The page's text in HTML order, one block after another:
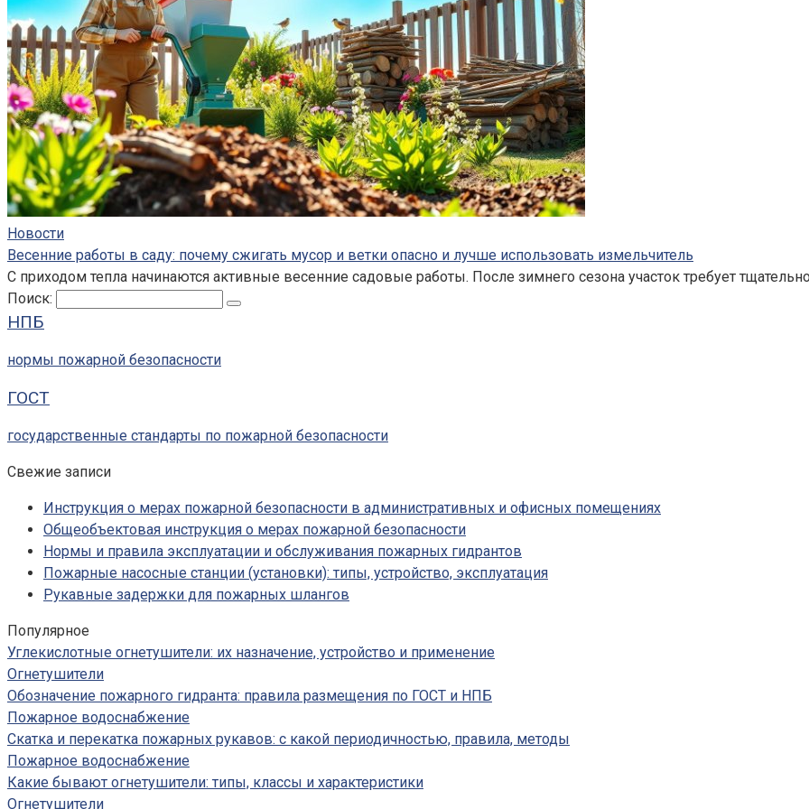
Новости
Весенние работы в саду: почему сжигать мусор и ветки опасно и лучше использовать измельчитель
С приходом тепла начинаются активные весенние садовые работы. После зимнего сезона участок требует
Поиск:
НПБ
нормы пожарной безопасности
ГОСТ
государственные стандарты по пожарной безопасности
Свежие записи
Инструкция о мерах пожарной безопасности в административных и офисных помещениях
Общеобъектовая инструкция о мерах пожарной безопасности
Нормы и правила эксплуатации и обслуживания пожарных гидрантов
Пожарные насосные станции (установки): типы, устройство, эксплуатация
Рукавные задержки для пожарных шлангов
Популярное
Углекислотные огнетушители: их назначение, устройство и применение
Огнетушители
Обозначение пожарного гидранта: правила размещения по ГОСТ и НПБ
Пожарное водоснабжение
Скатка и перекатка пожарных рукавов: с какой периодичностью, правила, методы
Пожарное водоснабжение
Какие бывают огнетушители: типы, классы и характеристики
Огнетушители